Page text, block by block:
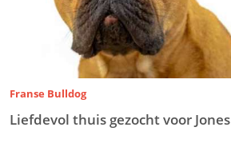
Franse Bulldog
Liefdevol thuis gezocht voor Jones